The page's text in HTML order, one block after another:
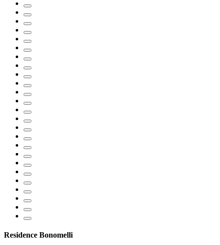
Residence Bonomelli